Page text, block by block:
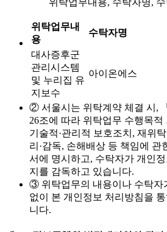
위탁업무내
용
수탁자명
대사증후군
관리시스템
및 누리집 유
지보수
아이온에스
② 서울시는 위탁계약 체결 시,
26조에 따라 위탁업무 수행목
기술적·관리적 보호조치, 재위
리·감독, 손해배상 등 책임에 관
서에 명시하고, 수탁자가 개인
지를 감독하고 있습니다.
③ 위탁업무의 내용이나 수탁자
없이 본 개인정보 처리방침을
니다.